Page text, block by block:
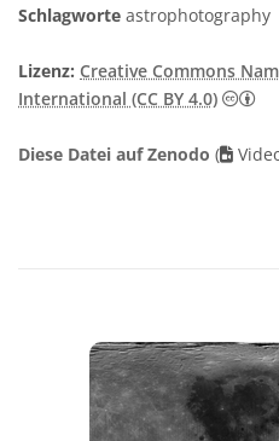
Schlagworte astrophotography
Lizenz: Creative Commons
International (CC BY 4.0)
Diese Datei auf Zenodo (